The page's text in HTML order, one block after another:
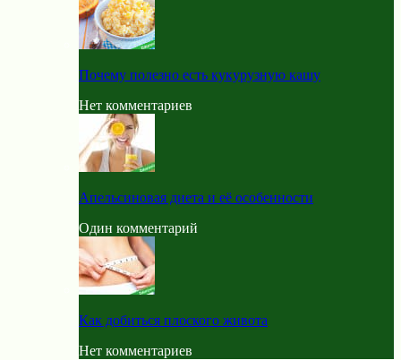
Почему полезно есть кукурузную кашу
Нет комментариев
Апельсиновая диета и её особенности
Один комментарий
Как добиться плоского живота
Нет комментариев